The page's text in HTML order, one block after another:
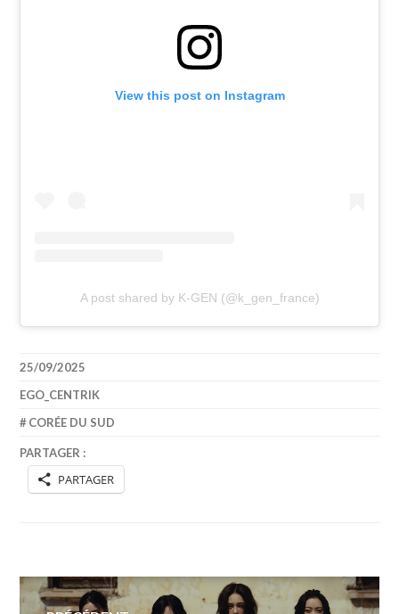
View this post on Instagram
A post shared by K-GEN (@k_gen_france)
25/09/2025
EGO_CENTRIK
CORÉE DU SUD
PARTAGER :
PARTAGER
Navigation